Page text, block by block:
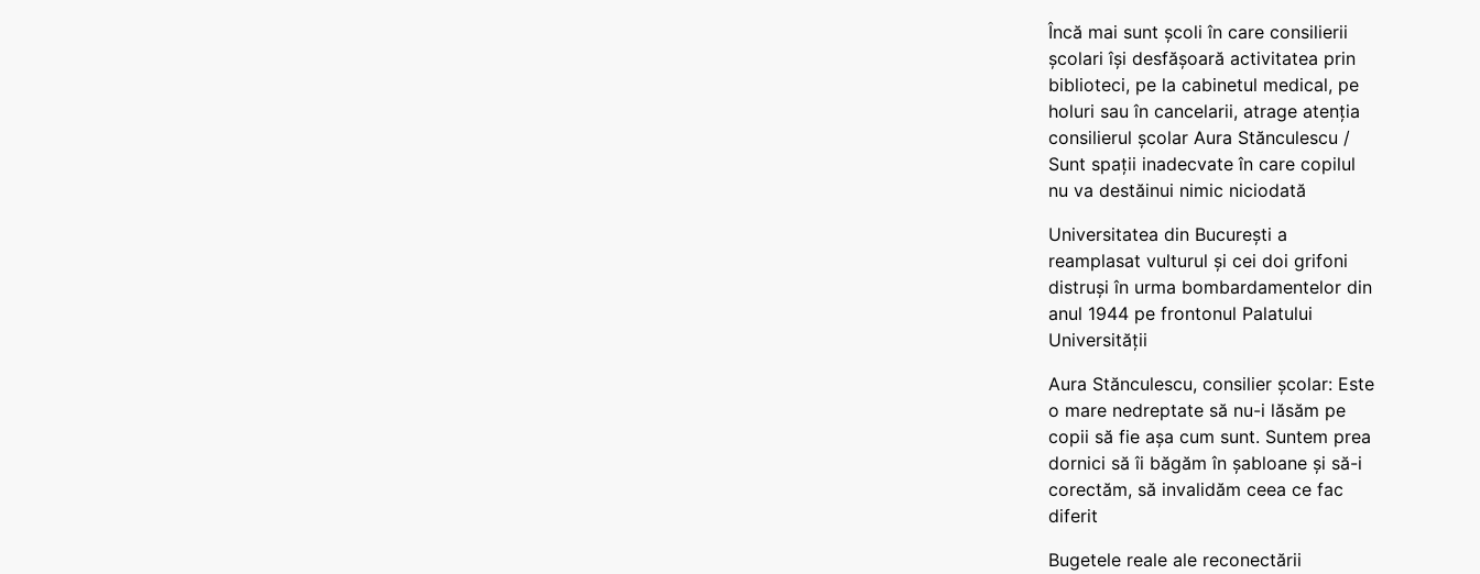
Încă mai sunt școli în care consilierii
școlari își desfășoară activitatea prin
biblioteci, pe la cabinetul medical, pe
holuri sau în cancelarii, atrage atenția
consilierul școlar Aura Stănculescu /
Sunt spații inadecvate în care copilul
nu va destăinui nimic niciodată
Universitatea din București a
reamplasat vulturul și cei doi grifoni
distruși în urma bombardamentelor din
anul 1944 pe frontonul Palatului
Universității
Aura Stănculescu, consilier școlar: Este
o mare nedreptate să nu-i lăsăm pe
copii să fie așa cum sunt. Suntem prea
dornici să îi băgăm în șabloane și să-i
corectăm, să invalidăm ceea ce fac
diferit
Bugetele reale ale reconectării